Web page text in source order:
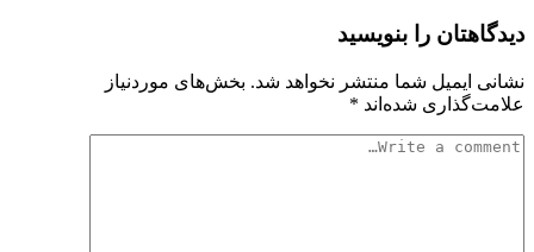
دیدگاهتان را بنویسید
نشانی ایمیل شما منتشر نخواهد شد. بخش‌های موردنیاز
علامت‌گذاری شده‌اند *